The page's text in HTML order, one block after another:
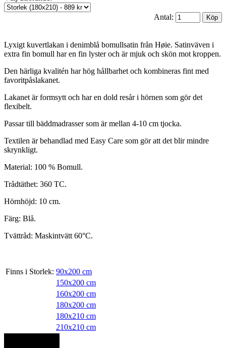
Antal:
Lyxigt kuvertlakan i denimblå bomullsatin från Høie. Satinväven i
extra fin bomull har en fin lyster och är mjuk och skön mot kroppen.
Den härliga kvalitén har hög hållbarhet och kombineras fint med
favoritpåslakanet.
Lakanet är formsytt och har en dold resår i hörnen som gör det
flexibelt.
Passar till bäddmadrasser som är mellan 4-10 cm tjocka.
Textilen är behandlad med Easy Care som gör att det blir mindre
skrynkligt.
Material: 100 % Bomull.
Trådtäthet: 360 TC.
Hörnhöjd: 10 cm.
Färg: Blå.
Tvättråd: Maskintvätt 60°C.
Finns i Storlek: 90x200 cm
150x200 cm
160x200 cm
180x200 cm
180x210 cm
210x210 cm